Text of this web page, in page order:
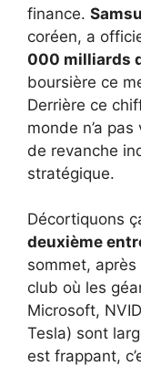
finance.
coréen, a
000 milliards
boursière ce
Derrière ce
monde n’a
de revanche
stratégique.
Décortiquons
deuxième
sommet,
club où les
Microsoft,
Tesla) sont
est frappant,